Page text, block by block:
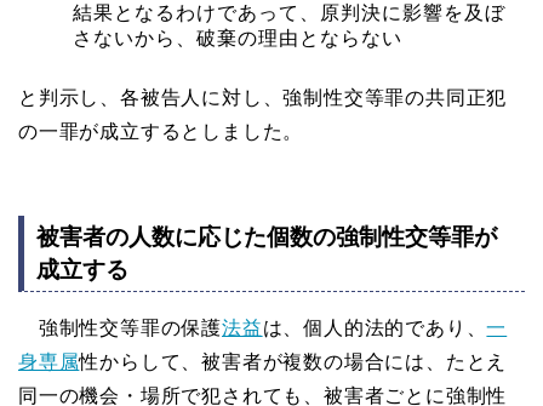
結果となるわけであって、原判決に影響を及ぼ
さないから、破棄の理由とならない
と判示し、各被告人に対し、強制性交等罪の共同正犯
の一罪が成立するとしました。
被害者の人数に応じた個数の強制性交等罪が
成立する
強制性交等罪の保護法益は、個人的法的であり、一
身専属性からして、被害者が複数の場合には、たとえ
同一の機会・場所で犯されても、被害者ごとに強制性